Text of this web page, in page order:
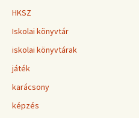
HKSZ
Iskolai könyvtár
iskolai könyvtárak
játék
karácsony
képzés